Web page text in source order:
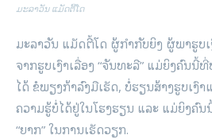
ມະລາວັນ ແມັດຕີ້ໂດ
ມະລາວັນ ແມັດຕີ້ໂດ ຜູ້ກໍາກັບຍິງ ຜູ້ພາຮູບ
ຈາກຮູບເງົາເລື່ອງ “ຈັນທະລີ” ແມ່ຍິງຄົນນີ້
ໄດ້ ຂໍພຽງກ້າລົງມືເຮັດ, ບໍ່ຮຽນສ້າງຮູບເງົ
ຄວາມຮູ້ບໍ່ໄດ້ຢູ່ໃນໂຮງຮຽນ ແລະ ແມ່ຍິງຄົ
“ຍາກ” ໃນການເຮັດວຽກ.